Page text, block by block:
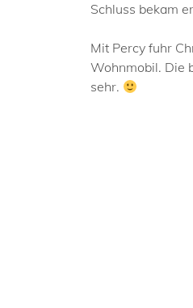
Schluss bekam
Mit Percy fuhr
Wohnmobil. Die
sehr.